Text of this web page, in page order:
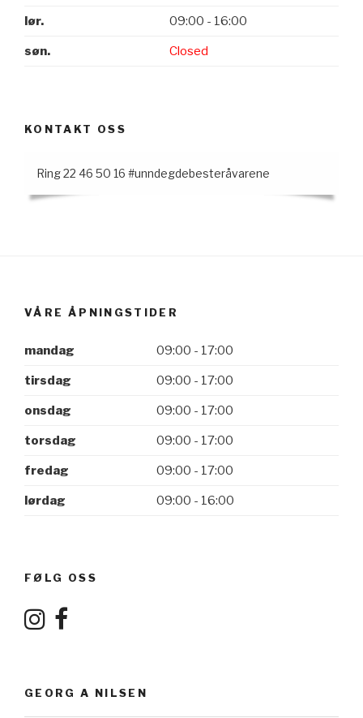
lør. 09:00 - 16:00
søn. Closed
KONTAKT OSS
Ring 22 46 50 16 #unndegdebesteråvarene
VÅRE ÅPNINGSTIDER
mandag 09:00 - 17:00
tirsdag 09:00 - 17:00
onsdag 09:00 - 17:00
torsdag 09:00 - 17:00
fredag 09:00 - 17:00
lørdag 09:00 - 16:00
FØLG OSS
GEORG A NILSEN